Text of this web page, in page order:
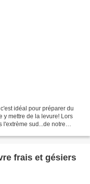
idéal pour préparer du
y mettre de la levure! Lors
l'extrème sud...de notre
frais et gésiers